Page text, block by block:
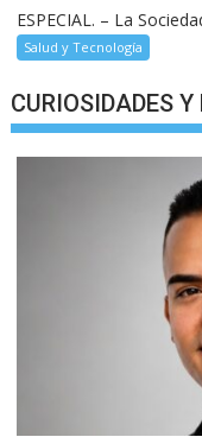
ESPECIAL. – La
Salud y Tecnología
CURIOSIDADES